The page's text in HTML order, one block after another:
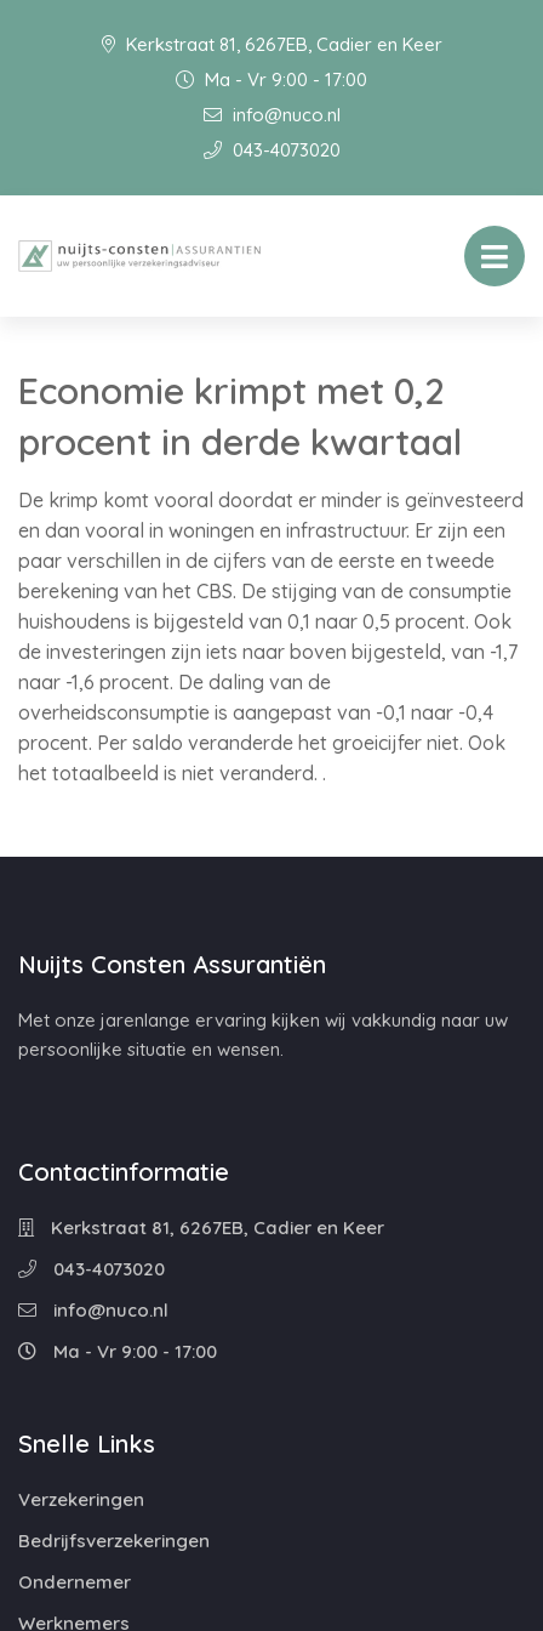
Kerkstraat 81, 6267EB, Cadier en Keer
Ma - Vr 9:00 - 17:00
info@nuco.nl
043-4073020
Economie krimpt met 0,2
procent in derde kwartaal
De krimp komt vooral doordat er minder is geïnvesteerd
en dan vooral in woningen en infrastructuur. Er zijn een
paar verschillen in de cijfers van de eerste en tweede
berekening van het CBS. De stijging van de consumptie
huishoudens is bijgesteld van 0,1 naar 0,5 procent. Ook
de investeringen zijn iets naar boven bijgesteld, van -1,7
naar -1,6 procent. De daling van de
overheidsconsumptie is aangepast van -0,1 naar -0,4
procent. Per saldo veranderde het groeicijfer niet. Ook
het totaalbeeld is niet veranderd. .
Nuijts Consten Assurantiën
Met onze jarenlange ervaring kijken wij vakkundig naar uw
persoonlijke situatie en wensen.
Contactinformatie
Kerkstraat 81, 6267EB, Cadier en Keer
043-4073020
info@nuco.nl
Ma - Vr 9:00 - 17:00
Snelle Links
Verzekeringen
Bedrijfsverzekeringen
Ondernemer
Werknemers